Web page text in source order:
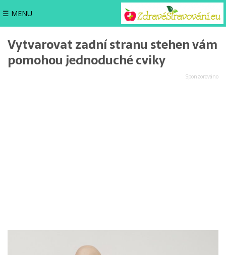
☰ MENU
Vytvarovat zadní stranu stehen vám
pomohou jednoduché cviky